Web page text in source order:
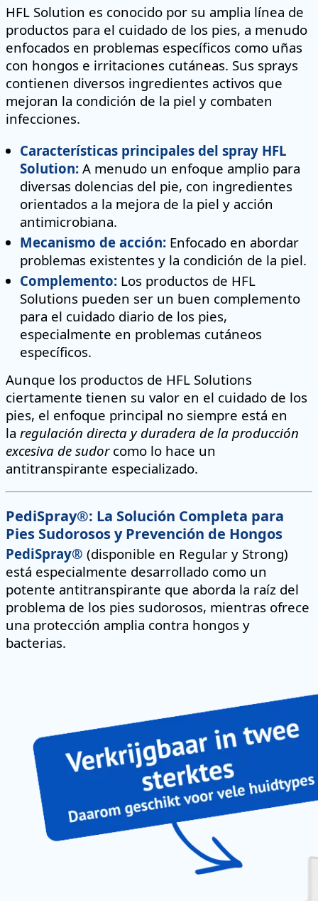
HFL Solution es conocido por su amplia línea de
productos para el cuidado de los pies, a menudo
enfocados en problemas específicos como uñas
con hongos e irritaciones cutáneas. Sus sprays
contienen diversos ingredientes activos que
mejoran la condición de la piel y combaten
infecciones.
Características principales del spray HFL
Solution: A menudo un enfoque amplio para
diversas dolencias del pie, con ingredientes
orientados a la mejora de la piel y acción
antimicrobiana.
Mecanismo de acción: Enfocado en abordar
problemas existentes y la condición de la piel.
Complemento: Los productos de HFL
Solutions pueden ser un buen complemento
para el cuidado diario de los pies,
especialmente en problemas cutáneos
específicos.
Aunque los productos de HFL Solutions
ciertamente tienen su valor en el cuidado de los
pies, el enfoque principal no siempre está en
la regulación directa y duradera de la producción
excesiva de sudorcomo lo hace un
antitranspirante especializado.
PediSpray®: La Solución Completa para
Pies Sudorosos y Prevención de Hongos
PediSpray® (disponible en Regular y Strong)
está especialmente desarrollado como un
potente antitranspirante que aborda la raíz del
problema de los pies sudorosos, mientras ofrece
una protección amplia contra hongos y
bacterias.